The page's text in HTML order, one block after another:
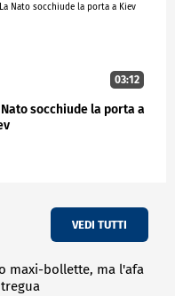
davvero grati per
ruolo di
confronti dei
esattamente ciò che
03:12
Nato socchiude la porta a
VEDI TUTTI
maxi-bollette, ma l'afa